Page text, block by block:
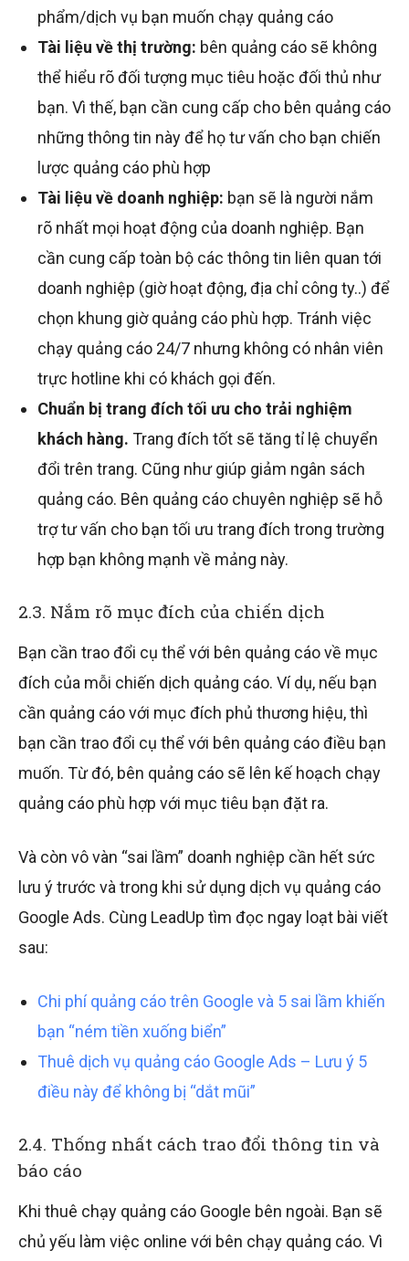
phẩm/dịch vụ bạn muốn chạy quảng cáo
Tài liệu về thị trường: bên quảng cáo sẽ không
thể hiểu rõ đối tượng mục tiêu hoặc đối thủ như
bạn. Vì thế, bạn cần cung cấp cho bên quảng cáo
những thông tin này để họ tư vấn cho bạn chiến
lược quảng cáo phù hợp
Tài liệu về doanh nghiệp: bạn sẽ là người nắm
rõ nhất mọi hoạt động của doanh nghiệp. Bạn
cần cung cấp toàn bộ các thông tin liên quan tới
doanh nghiệp (giờ hoạt động, địa chỉ công ty..) để
chọn khung giờ quảng cáo phù hợp. Tránh việc
chạy quảng cáo 24/7 nhưng không có nhân viên
trực hotline khi có khách gọi đến.
Chuẩn bị trang đích tối ưu cho trải nghiệm
khách hàng. Trang đích tốt sẽ tăng tỉ lệ chuyển
đổi trên trang. Cũng như giúp giảm ngân sách
quảng cáo. Bên quảng cáo chuyên nghiệp sẽ hỗ
trợ tư vấn cho bạn tối ưu trang đích trong trường
hợp bạn không mạnh về mảng này.
2.3. Nắm rõ mục đích của chiến dịch
Bạn cần trao đổi cụ thể với bên quảng cáo về mục
đích của mỗi chiến dịch quảng cáo. Ví dụ, nếu bạn
cần quảng cáo với mục đích phủ thương hiệu, thì
bạn cần trao đổi cụ thể với bên quảng cáo điều bạn
muốn. Từ đó, bên quảng cáo sẽ lên kế hoạch chạy
quảng cáo phù hợp với mục tiêu bạn đặt ra.
Và còn vô vàn “sai lầm” doanh nghiệp cần hết sức
lưu ý trước và trong khi sử dụng dịch vụ quảng cáo
Google Ads. Cùng LeadUp tìm đọc ngay loạt bài viết
sau:
Chi phí quảng cáo trên Google và 5 sai lầm khiến
bạn “ném tiền xuống biển”
Thuê dịch vụ quảng cáo Google Ads – Lưu ý 5
điều này để không bị “dắt mũi”
2.4. Thống nhất cách trao đổi thông tin và
báo cáo
Khi thuê chạy quảng cáo Google bên ngoài. Bạn sẽ
chủ yếu làm việc online với bên chạy quảng cáo. Vì